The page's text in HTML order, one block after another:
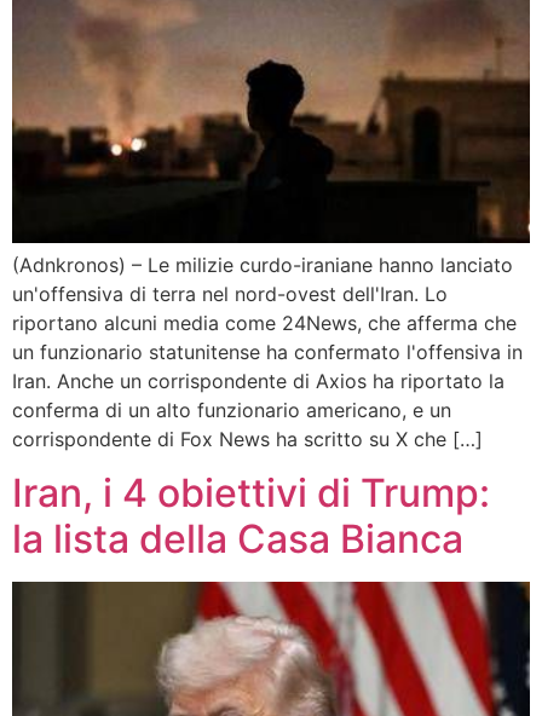
(Adnkronos) – Le milizie curdo-iraniane hanno lanciato
un'offensiva di terra nel nord-ovest dell'Iran. Lo
riportano alcuni media come 24News, che afferma che
un funzionario statunitense ha confermato l'offensiva in
Iran. Anche un corrispondente di Axios ha riportato la
conferma di un alto funzionario americano, e un
corrispondente di Fox News ha scritto su X che […]
Iran, i 4 obiettivi di Trump:
la lista della Casa Bianca